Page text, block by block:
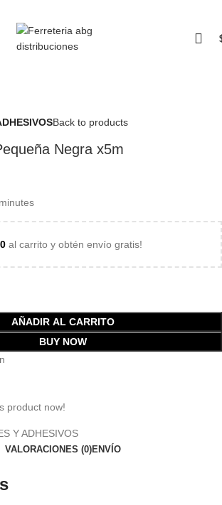
Back to products
Negra x5m
al carrito y obtén envío gratis!
AÑADIR AL CARRITO
BUY NOW
product now!
Y ADHESIVOS
VALORACIONES (0)ENVÍO